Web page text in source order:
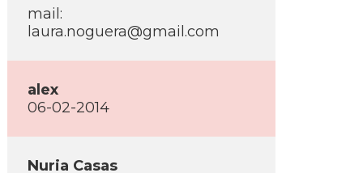
mail:
laura.noguera@gmail.com
alex
06-02-2014
Nuria Casas